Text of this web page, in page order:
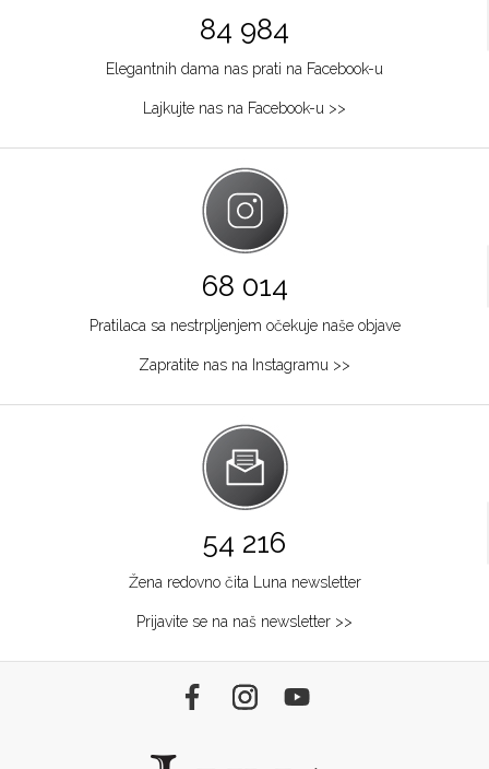
84 984
Elegantnih dama nas prati na Facebook-u
Lajkujte nas na Facebook-u >>
68 014
Pratilaca sa nestrpljenjem očekuje naše objave
Zapratite nas na Instagramu >>
54 216
Žena redovno čita Luna newsletter
Prijavite se na naš newsletter >>